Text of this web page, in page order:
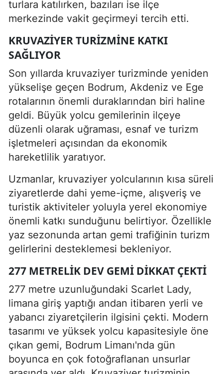
turlara katılırken, bazıları ise ilçe
merkezinde vakit geçirmeyi tercih etti.
KRUVAZIYER TURIZMINE KATKI
SAĞLIYOR
Son yıllarda kruvaziyer turizminde yeniden
yükselişe geçen Bodrum, Akdeniz ve Ege
rotalarının önemli duraklarından biri haline
geldi. Büyük yolcu gemilerinin ilçeye
düzenli olarak uğraması, esnaf ve turizm
işletmeleri açısından da ekonomik
hareketlilik yaratıyor.
Uzmanlar, kruvaziyer yolcularının kısa süreli
ziyaretlerde dahi yeme-içme, alışveriş ve
turistik aktiviteler yoluyla yerel ekonomiye
önemli katkı sunduğunu belirtiyor. Özellikle
yaz sezonunda artan gemi trafiğinin turizm
gelirlerini desteklemesi bekleniyor.
277 METRELIK DEV GEMI DIKKAT ÇEKTI
277 metre uzunluğundaki Scarlet Lady,
limana giriş yaptığı andan itibaren yerli ve
yabancı ziyaretçilerin ilgisini çekti. Modern
tasarımı ve yüksek yolcu kapasitesiyle öne
çıkan gemi, Bodrum Limanı'nda gün
boyunca en çok fotoğraflanan unsurlar